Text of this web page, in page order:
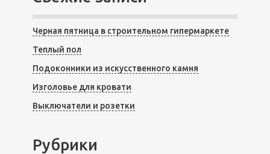
Черная пятница в строительном гипермаркете
Теплый пол
Подоконники из искусственного камня
Изголовье для кровати
Выключатели и розетки
Рубрики